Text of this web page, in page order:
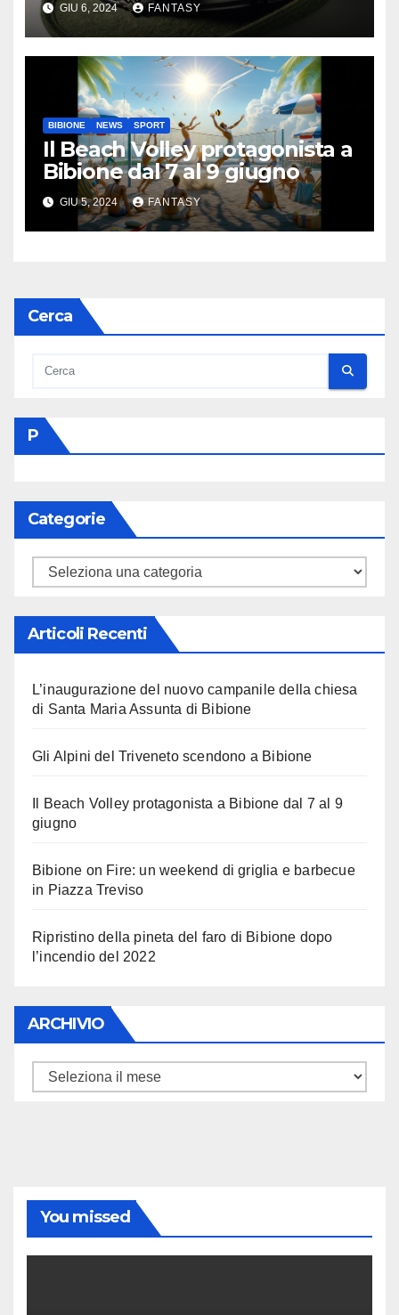
GIU 6, 2024 FANTASY
BIBIONE NEWS SPORT
Il Beach Volley protagonista a
Bibione dal 7 al 9 giugno
GIU 5, 2024 FANTASY
Cerca
P
Categorie
Categorie
Articoli Recenti
L’inaugurazione del nuovo campanile della chiesa
di Santa Maria Assunta di Bibione
Gli Alpini del Triveneto scendono a Bibione
Il Beach Volley protagonista a Bibione dal 7 al 9
giugno
Bibione on Fire: un weekend di griglia e barbecue
in Piazza Treviso
Ripristino della pineta del faro di Bibione dopo
l’incendio del 2022
ARCHIVIO
ARCHIVIO
You missed